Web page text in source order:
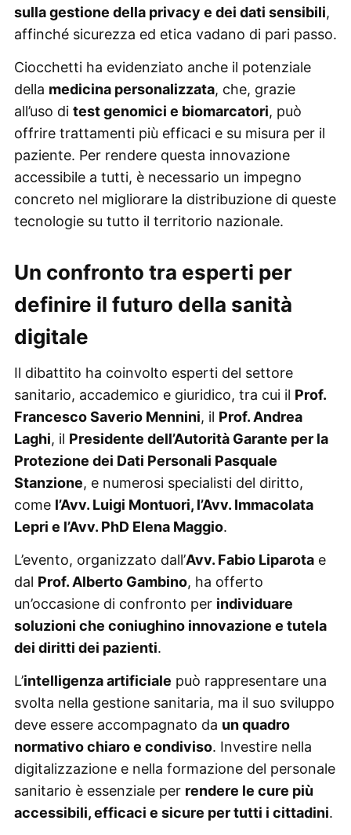
sulla gestione della privacy e dei dati sensibili,
affinché sicurezza ed etica vadano di pari passo.
Ciocchetti ha evidenziato anche il potenziale
della medicina personalizzata, che, grazie
all’uso di test genomici e biomarcatori, può
offrire trattamenti più efficaci e su misura per il
paziente. Per rendere questa innovazione
accessibile a tutti, è necessario un impegno
concreto nel migliorare la distribuzione di queste
tecnologie su tutto il territorio nazionale.
Un confronto tra esperti per
definire il futuro della sanità
digitale
Il dibattito ha coinvolto esperti del settore
sanitario, accademico e giuridico, tra cui il Prof.
Francesco Saverio Mennini, il Prof. Andrea
Laghi, il Presidente dell’Autorità Garante per la
Protezione dei Dati Personali Pasquale
Stanzione, e numerosi specialisti del diritto,
come l’Avv. Luigi Montuori, l’Avv. Immacolata
Lepri e l’Avv. PhD Elena Maggio.
L’evento, organizzato dall’Avv. Fabio Liparotae
dal Prof. Alberto Gambino, ha offerto
un’occasione di confronto per individuare
soluzioni che coniughino innovazione e tutela
dei diritti dei pazienti.
L’intelligenza artificiale può rappresentare una
svolta nella gestione sanitaria, ma il suo sviluppo
deve essere accompagnato da un quadro
normativo chiaro e condiviso. Investire nella
digitalizzazione e nella formazione del personale
sanitario è essenziale per rendere le cure più
accessibili, efficaci e sicure per tutti i cittadini.